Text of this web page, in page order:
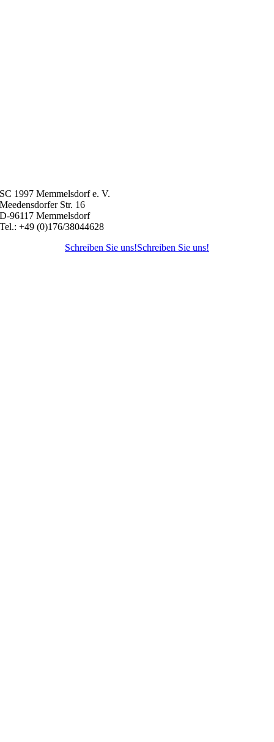
SC 1997 Memmelsdorf e. V.
Meedensdorfer Str. 16
D-96117 Memmelsdorf
Tel.: +49 (0)176/38044628
Schreiben Sie uns!Schreiben Sie uns!